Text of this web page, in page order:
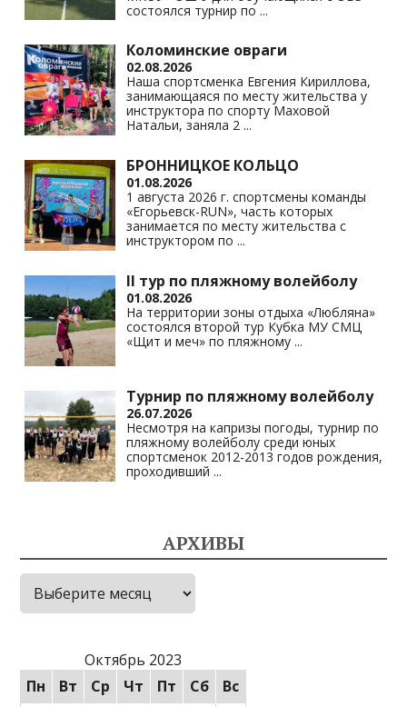
состоялся турнир по ...
Коломинские овраги
02.08.2026
Наша спортсменка Евгения Кириллова,
занимающаяся по месту жительства у
инструктора по спорту Маховой
Натальи, заняла 2 ...
БРОННИЦКОЕ КОЛЬЦО
01.08.2026
1 августа 2026 г. спортсмены команды
«Егорьевск-RUN», часть которых
занимается по месту жительства с
инструктором по ...
II тур по пляжному волейболу
01.08.2026
На территории зоны отдыха «Любляна»
состоялся второй тур Кубка МУ СМЦ
«Щит и меч» по пляжному ...
Турнир по пляжному волейболу
26.07.2026
Несмотря на капризы погоды, турнир по
пляжному волейболу среди юных
спортсменок 2012-2013 годов рождения,
проходивший ...
АРХИВЫ
Архивы
Октябрь 2023
Пн
Вт Ср Чт Пт Сб
Вс